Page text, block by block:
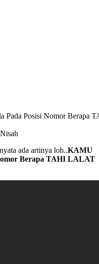
ada artinya loh..KAMU
Berapa TAHI LALAT